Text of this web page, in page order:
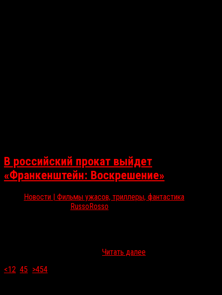
В российский прокат выйдет
«Франкенштейн: Воскрешение»
Новости | Фильмы ужасов, триллеры, фантастика
RussoRosso
Читать далее
<12 45 >454